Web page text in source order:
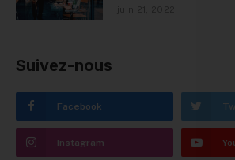
Suivez-nous
Facebook
Instagram